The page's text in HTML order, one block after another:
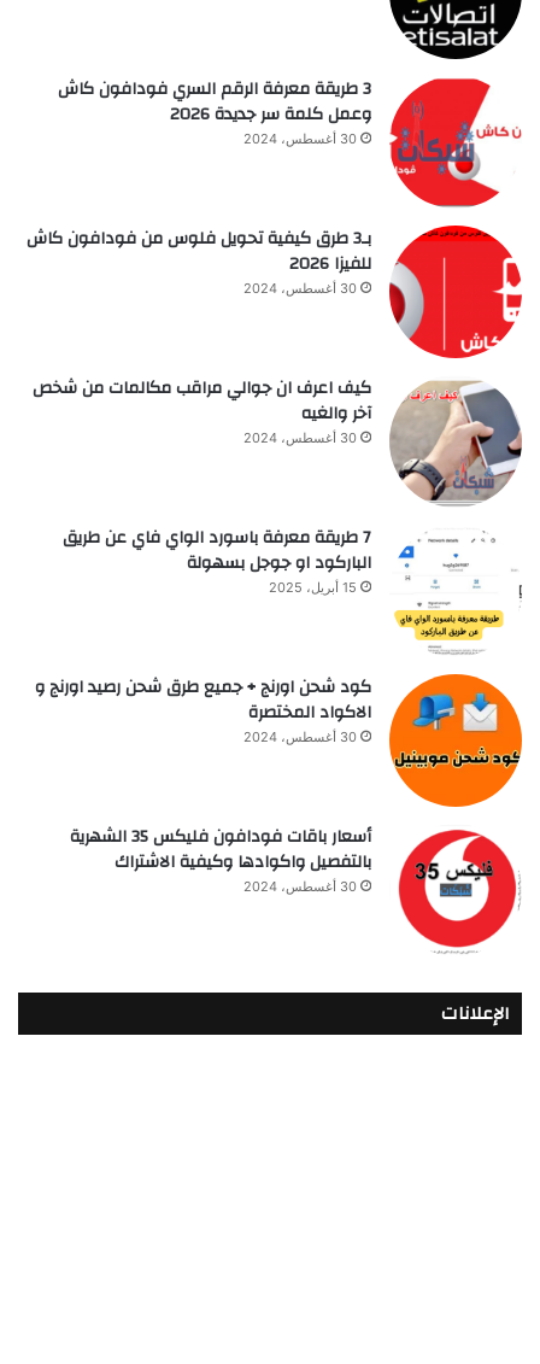
3 طريقة معرفة الرقم السري فودافون كاش
وعمل كلمة سر جديدة 2026
30 أغسطس، 2024
بـ3 طرق كيفية تحويل فلوس من فودافون كاش
للفيزا 2026
30 أغسطس، 2024
كيف اعرف ان جوالي مراقب مكالمات من شخص
آخر والغيه
30 أغسطس، 2024
7 طريقة معرفة باسورد الواي فاي عن طريق
الباركود او جوجل بسهولة
15 أبريل، 2025
كود شحن اورنج + جميع طرق شحن رصيد اورنج و
الاكواد المختصرة
30 أغسطس، 2024
أسعار باقات فودافون فلیکس 35 الشهرية
بالتفصيل واكوادها وكيفية الاشتراك
30 أغسطس، 2024
الإعلانات